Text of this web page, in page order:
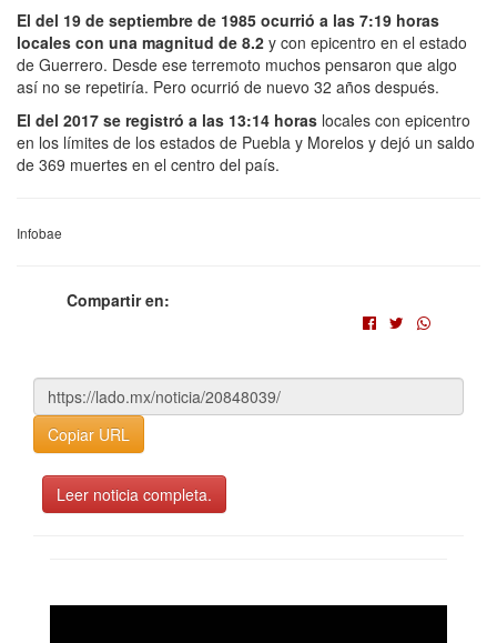
El del 19 de septiembre de 1985 ocurrió a las 7:19 horas
locales con una magnitud de 8.2 y con epicentro en el estado
de Guerrero. Desde ese terremoto muchos pensaron que algo
así no se repetiría. Pero ocurrió de nuevo 32 años después.
El del 2017 se registró a las 13:14 horas locales con epicentro
en los límites de los estados de Puebla y Morelos y dejó un saldo
de 369 muertes en el centro del país.
Infobae
Compartir en:
Copiar URL
Leer noticia completa.